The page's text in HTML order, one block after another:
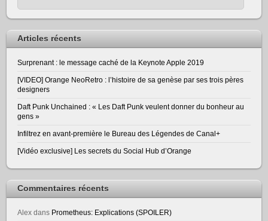
Articles récents
Surprenant : le message caché de la Keynote Apple 2019
[VIDEO] Orange NeoRetro : l’histoire de sa genèse par ses trois pères
designers
Daft Punk Unchained : « Les Daft Punk veulent donner du bonheur au
gens »
Infiltrez en avant-première le Bureau des Légendes de Canal+
[Vidéo exclusive] Les secrets du Social Hub d’Orange
Commentaires récents
Alex dans Prometheus: Explications (SPOILER)